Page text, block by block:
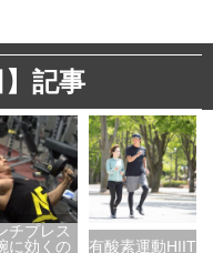
記事
チプレス
に効くの
有酸素運動HIIT